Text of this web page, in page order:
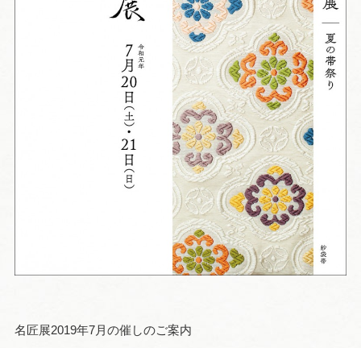
名匠展2019年7月の催しのご案内